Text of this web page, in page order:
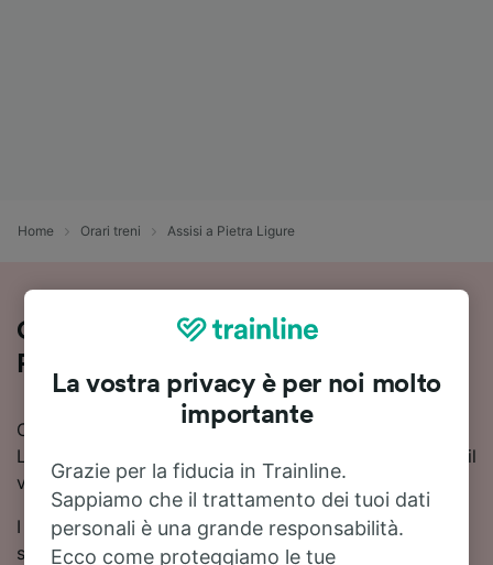
Home Orari treni Assisi a Pietra Ligure
Guida al viaggio in treno da Assisi a
Pietra Ligure
Cerchi informazioni su come arrivare in treno a Pietra
Ligure da Assisi? Scopri orari, cambi e prezzi, e trova il
viaggio più adatto a te con Trainline.
I tempi di viaggio in treno da Assisi a Pietra Ligure
sono in media di circa 9 ore 48 minuti. In media, sulla
La vostra privacy è per noi molto
importante
Grazie per la fiducia in Trainline.
Sappiamo che il trattamento dei tuoi dati
personali è una grande responsabilità.
Ecco come proteggiamo le tue